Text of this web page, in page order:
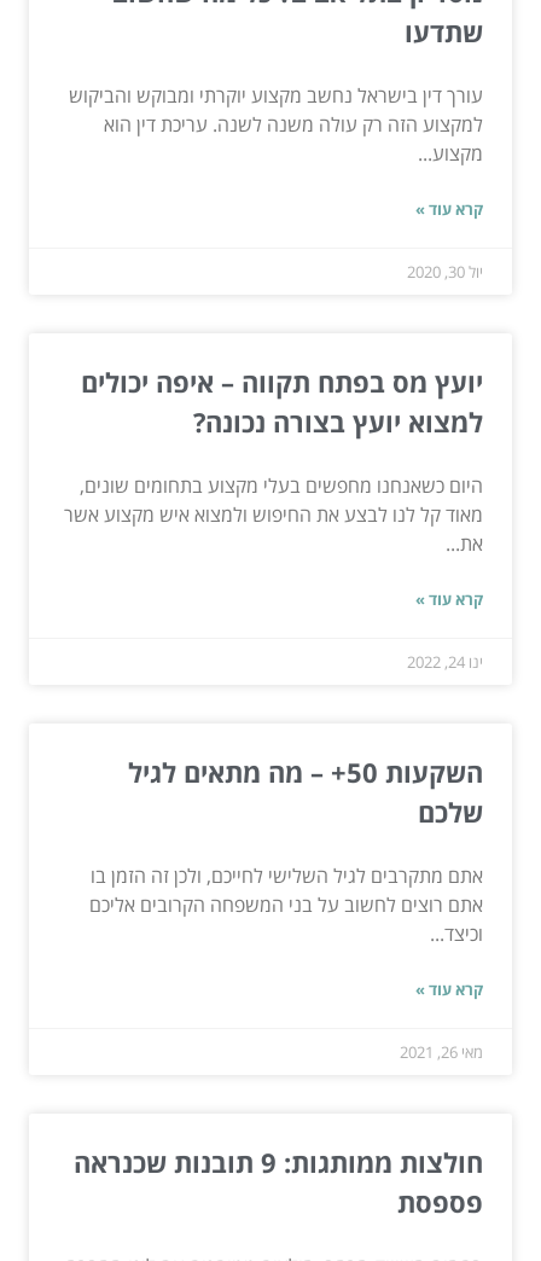
שתדעו
עורך דין בישראל נחשב מקצוע יוקרתי ומבוקש והביקוש
למקצוע הזה רק עולה משנה לשנה. עריכת דין הוא
מקצוע...
קרא עוד »
יול 30, 2020
יועץ מס בפתח תקווה – איפה יכולים
למצוא יועץ בצורה נכונה?
היום כשאנחנו מחפשים בעלי מקצוע בתחומים שונים,
מאוד קל לנו לבצע את החיפוש ולמצוא איש מקצוע אשר
את...
קרא עוד »
ינו 24, 2022
השקעות 50+ – מה מתאים לגיל
שלכם
אתם מתקרבים לגיל השלישי לחייכם, ולכן זה הזמן בו
אתם רוצים לחשוב על בני המשפחה הקרובים אליכם
וכיצד...
קרא עוד »
מאי 26, 2021
חולצות ממותגות: 9 תובנות שכנראה
פספסת